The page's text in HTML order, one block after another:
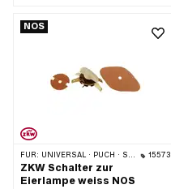
NOS
FÜR: UNIVERSAL · PUCH · SACHS 15573
ZKW Schalter zur
Eierlampe weiss NOS